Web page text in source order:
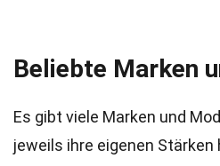
Beliebte Marken
Es gibt viele Marken und
jeweils ihre eigenen Stärken